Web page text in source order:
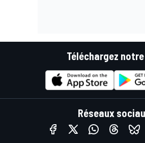
Téléchargez
Réseaux